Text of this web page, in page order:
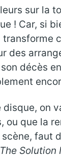
sur la
! Car, si
des
décès
que la
The Solution